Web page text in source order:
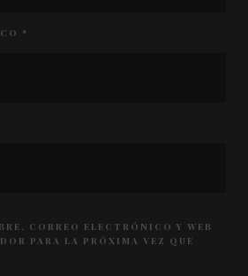
*
CORREO ELECTRÓNICO Y WEB
PARA LA PRÓXIMA VEZ QUE